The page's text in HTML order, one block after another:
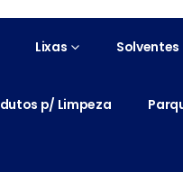
Lixas Solventes
p/ Limpeza